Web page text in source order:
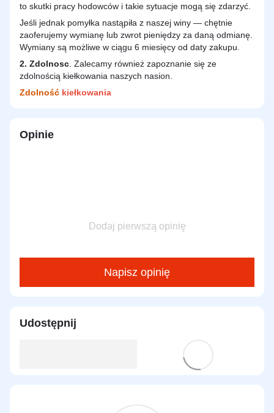
to skutki pracy hodowców i takie sytuacje mogą się zdarzyć.
Jeśli jednak pomyłka nastąpiła z naszej winy — chętnie
zaoferujemy wymianę lub zwrot pieniędzy za daną odmianę.
Wymiany są możliwe w ciągu 6 miesięcy od daty zakupu.
2. Zdolnosc . Zalecamy również zapoznanie się ze
zdolnością kiełkowania naszych nasion.
Zdolność kiełkowania
Opinie
Dodaj pierwszą opinię
Napisz opinię
Udostępnij